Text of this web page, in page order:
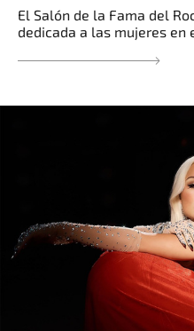
El Salón de la Fama del
dedicada a las mujeres en